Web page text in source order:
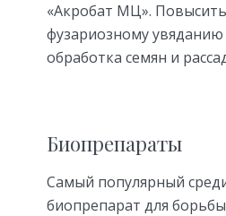
«Акробат МЦ».
фузариозному
обработка семян и
Биопрепараты
Самый популярный
биопрепарат для